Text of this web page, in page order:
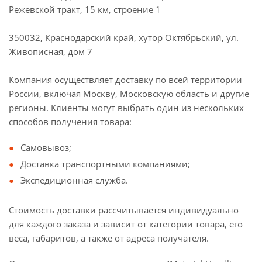
Режевской тракт, 15 км, строение 1
350032, Краснодарский край, хутор Октябрьский, ул.
Живописная, дом 7
Компания осуществляет доставку по всей территории
России, включая Москву, Московскую область и другие
регионы. Клиенты могут выбрать один из нескольких
способов получения товара:
Самовывоз;
Доставка транспортными компаниями;
Экспедиционная служба.
Стоимость доставки рассчитывается индивидуально
для каждого заказа и зависит от категории товара, его
веса, габаритов, а также от адреса получателя.